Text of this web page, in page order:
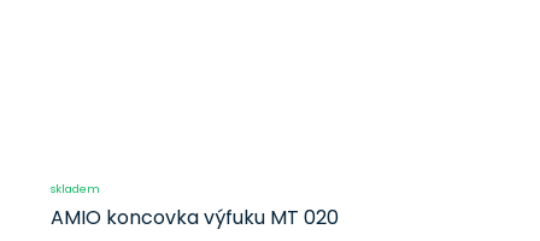
skladem
AMIO koncovka výfuku MT 020